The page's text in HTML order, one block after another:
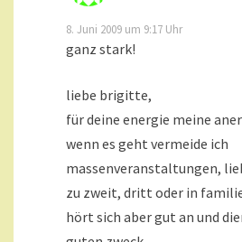
8. Juni 2009 um 9:17 Uhr
ganz stark!
liebe brigitte,
für deine energie meine
wenn es geht vermeide ich
massenveranstaltungen,
zu zweit, dritt oder in
hört sich aber gut an und